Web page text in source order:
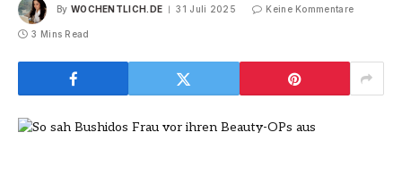
By WOCHENTLICH.DE 31 Juli 2025 Keine Kommentare
3 Mins Read